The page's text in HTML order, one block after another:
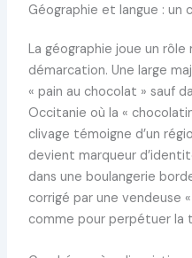
Géographie et langue : un
La géographie joue un
démarcation. Une large
« pain au chocolat » sauf
Occitanie où la «
clivage témoigne d’un
devient marqueur
dans une boulangerie
corrigé par une vendeuse
comme pour perpétuer la